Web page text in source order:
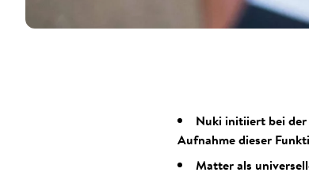
Nuki initiiert bei
Aufnahme dieser
Matter als